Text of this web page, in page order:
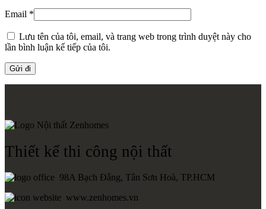
Email *
Lưu tên của tôi, email, và trang web trong trình duyệt này cho
lần bình luận kế tiếp của tôi.
Thiết kế thi công nội thất
98A Bạch Đằng, Tân Sơn Hoà, TP.HCM
www.zenhomes.vn